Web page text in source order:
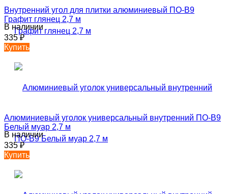
Внутренний угол для плитки алюминиевый ПО-В9
Графит глянец 2,7 м
В наличии
335₽
Купить
Алюминиевый уголок универсальный внутренний ПО-В9
Белый муар 2,7 м
В наличии
335₽
Купить